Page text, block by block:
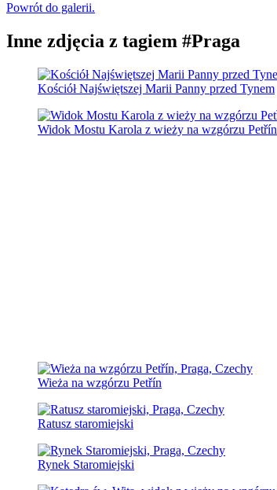
Powrót do galerii.
Inne zdjęcia z tagiem #Praga
Kościół Najświętszej Marii Panny przed Tynem
Widok Mostu Karola z wieży na wzgórzu Petřín
Wieża na wzgórzu Petřín
Ratusz staromiejski
Rynek Staromiejski